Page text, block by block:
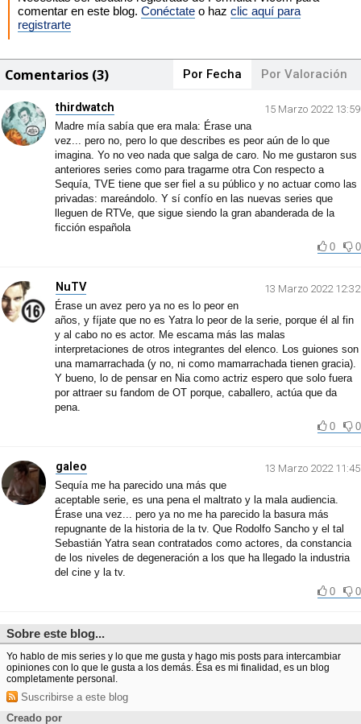
comentar en este blog. Conéctate o haz clic aquí para
registrarte
Comentarios (3) Por Fecha Por Valoración
thirdwatch
15 Marzo 2022 13:59
Madre mía sabía que era mala: Érase una
vez... pero no, pero lo que describes es peor aún de lo que
imagina. Yo no veo nada que salga de caro. No me gustaron sus
anteriores series como para tragarme otra Con respecto a
Sequía, TVE tiene que ser fiel a su público y no actuar como las
privadas: mareándolo. Y sí confío en las nuevas series que
lleguen de RTVe, que sigue siendo la gran abanderada de la
ficción española
0
0
NuTV
13 Marzo 2022 12:32
Érase un avez pero ya no es lo peor en
años, y fíjate que no es Yatra lo peor de la serie, porque él al fin
y al cabo no es actor. Me escama más las malas
interpretaciones de otros integrantes del elenco. Los guiones son
una mamarrachada (y no, ni como mamarrachada tienen gracia).
Y bueno, lo de pensar en Nia como actriz espero que solo fuera
por attraer su fandom de OT porque, caballero, actúa que da
pena.
0
0
galeo
13 Marzo 2022 11:45
Sequía me ha parecido una más que
aceptable serie, es una pena el maltrato y la mala audiencia.
Érase una vez... pero ya no me ha parecido la basura más
repugnante de la historia de la tv. Que Rodolfo Sancho y el tal
Sebastián Yatra sean contratados como actores, da constancia
de los niveles de degeneración a los que ha llegado la industria
del cine y la tv.
0
0
Sobre este blog...
Yo hablo de mis series y lo que me gusta y hago mis posts para intercambiar
opiniones con lo que le gusta a los demás. Ésa es mi finalidad, es un blog
completamente personal.
Suscribirse a este blog
Creado por